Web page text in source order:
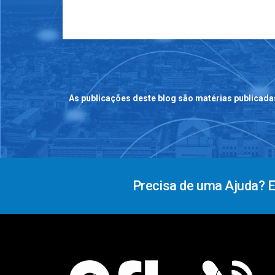
As publicações deste blog são matérias
Precisa de uma Ajuda?